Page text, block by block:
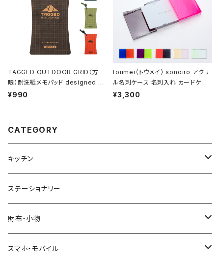
TAGGED OUTDOOR GRID（方
眼）耐洗紙メモパッド designed by
ハイモジモジ
¥990
toumei（トウメイ） sonoiro アクリ
ル名刺ケース 名刺入れ カードケー
ス
¥3,300
CATEGORY
キッチン
ウエノスケシタノスケ
ビジョングラス
ステーショナリー
財布・小物
HEMING'S/WEEKEND(ER)
スマホ・モバイル